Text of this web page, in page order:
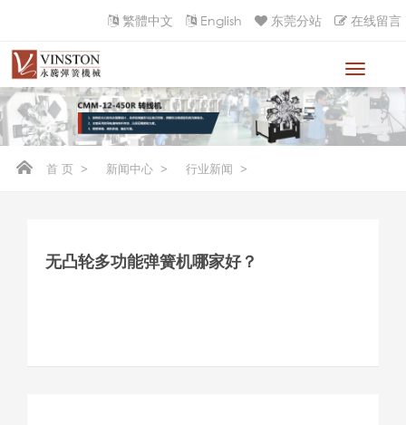
繁體中文 English 东莞分站 在线留言
首 页 > 新闻中心 > 行业新闻 >
无凸轮多功能弹簧机哪家好？